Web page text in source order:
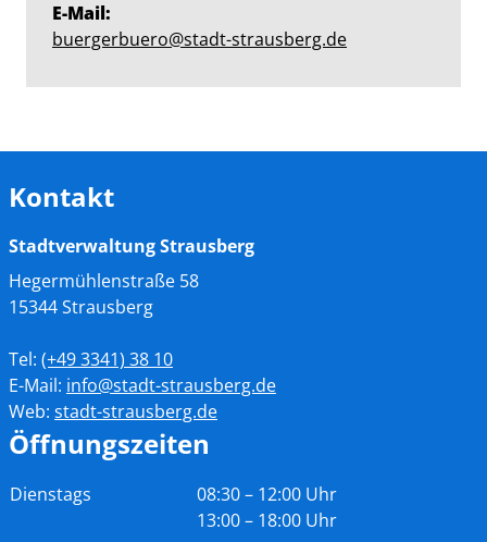
E-Mail:
buergerbuero@stadt-strausberg.de
Kontakt
Stadtverwaltung Strausberg
Hegermühlenstraße 58
15344 Strausberg
Tel: (+493341) 38 10
E-Mail: info@stadt-strausberg.de
Web: stadt-strausberg.de
Öffnungszeiten
TagZeiten
Dienstags
08:30 – 12:00 Uhr
13:00 – 18:00 Uhr